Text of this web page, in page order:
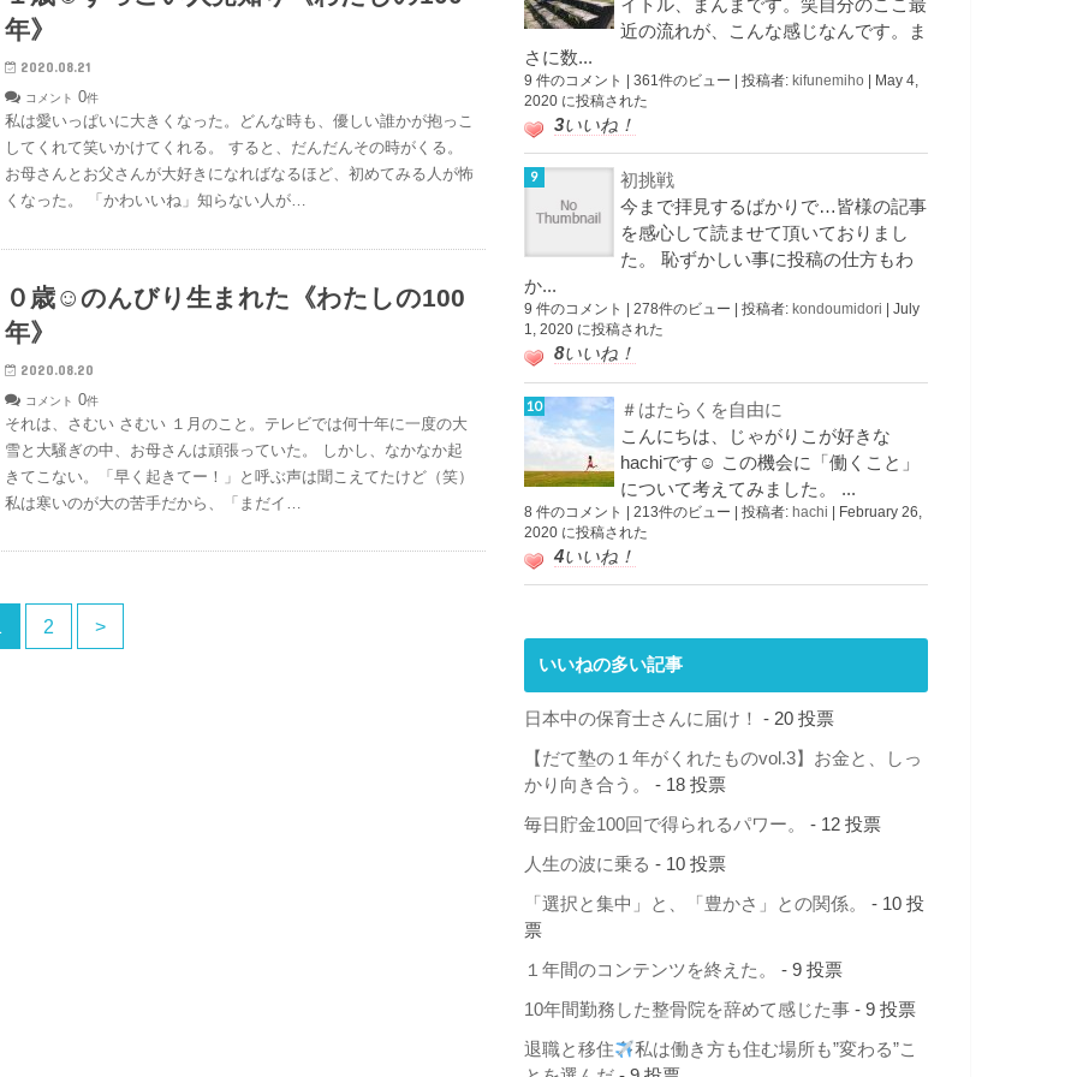
年》
2020.08.21
コメント 0件
私は愛いっぱいに大きくなった。どんな時も、優しい誰かが抱っこ
してくれて笑いかけてくれる。 すると、だんだんその時がくる。
お母さんとお父さんが大好きになればなるほど、初めてみる人が怖
くなった。 「かわいいね」知らない人が…
０歳☺︎のんびり生まれた《わたしの100
年》
2020.08.20
コメント 0件
それは、さむい さむい １月のこと。テレビでは何十年に一度の大
雪と大騒ぎの中、お母さんは頑張っていた。 しかし、なかなか起
きてこない。「早く起きてー！」と呼ぶ声は聞こえてたけど（笑）
私は寒いのが大の苦手だから、「まだイ…
2 >
イトル、まんまです。笑自分のここ最
近の流れが、こんな感じなんです。ま
さに数...
9 件のコメント 361件のビュー 投稿者: kifunemiho
May 4,
2020 に投稿された
3いいね！
初挑戦
今まで拝見するばかりで…皆様の記事
を感心して読ませて頂いておりまし
た。 恥ずかしい事に投稿の仕方もわ
か...
9 件のコメント 278件のビュー 投稿者: kondoumidori
July
1, 2020 に投稿された
8いいね！
＃はたらくを自由に
こんにちは、じゃがりこが好きな
hachiです☺︎ この機会に「働くこと」
について考えてみました。 ...
8 件のコメント | 213件のビュー | 投稿者: hachi | February 26,
2020 に投稿された
4いいね！
いいねの多い記事
日本中の保育士さんに届け！ - 20 投票
【だて塾の１年がくれたものvol.3】お金と、しっ
かり向き合う。
- 18 投票
毎日貯金100回で得られるパワー。 - 12 投票
人生の波に乗る - 10 投票
「選択と集中」と、「豊かさ」との関係。
- 10 投
票
１年間のコンテンツを終えた。 - 9 投票
10年間勤務した整骨院を辞めて感じた事 - 9 投票
退職と移住
私は働き方も住む場所も”変わる”こ